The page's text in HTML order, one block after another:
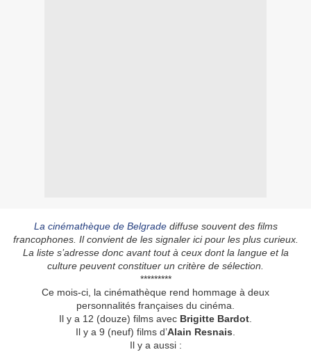
La cinémathèque de Belgradediffuse souvent des films
francophones. Il convient de les signaler ici pour les plus curieux.
La liste s’adresse donc avant tout à ceux dont la langue et la
culture peuvent constituer un critère de sélection.
*********
Ce mois-ci, la cinémathèque rend hommage à deux
personnalités françaises du cinéma.
Il y a 12 (douze) films avec Brigitte Bardot
Il y a 9 (neuf) films d’Alain Resnais
Il y a aussi :